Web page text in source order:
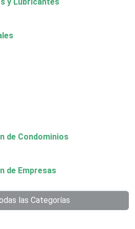
de Condominios
de Empresas
las Categorías